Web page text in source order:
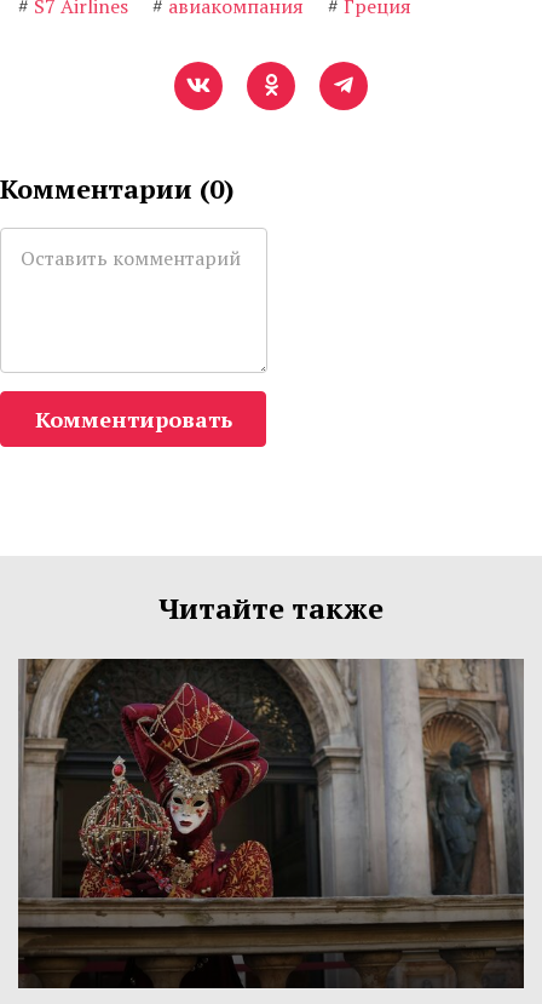
# S7 Airlines # авиакомпания # Греция
Комментарии (0)
Комментировать
Читайте также